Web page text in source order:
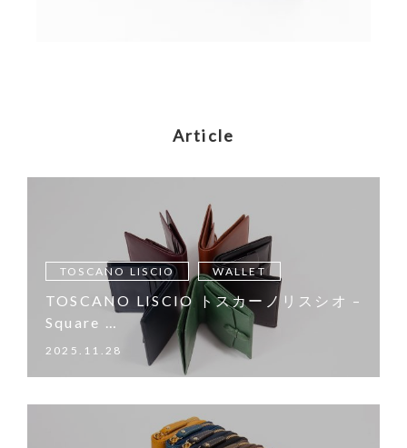
Article
TOSCANO LISCIO WALLET
TOSCANO LISCIO トスカーノリスシオ –
Square …
2025.11.28